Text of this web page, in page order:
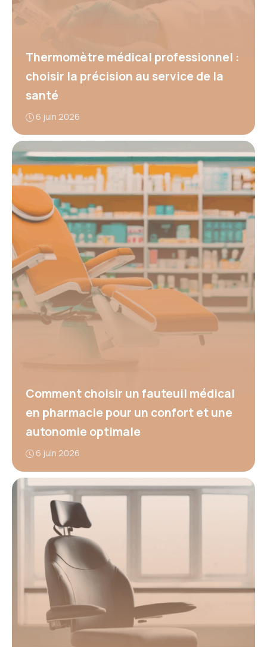
Thermomètre médical professionnel :
choisir la précision au service de la
santé
6 juin 2026
Comment choisir un fauteuil médical
en pharmacie pour un confort et une
autonomie optimale
6 juin 2026